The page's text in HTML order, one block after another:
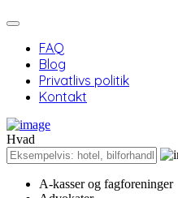
FAQ
Blog
Privatlivs politik
Kontakt
Hvad
A-kasser og fagforeninger